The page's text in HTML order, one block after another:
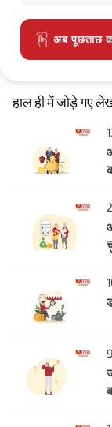
अब पूछताछ
हाल ही में जोड़े गए